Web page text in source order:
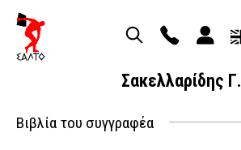
Σακελλαρίδης Γ.
Βιβλία του συγγραφέα